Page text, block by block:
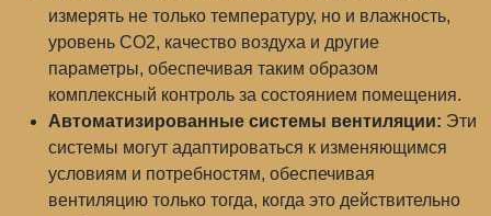
измерять не только температуру, но и влажность,
уровень CO2, качество воздуха и другие
параметры, обеспечивая таким образом
комплексный контроль за состоянием помещения.
Автоматизированные системы вентиляции: Эти
системы могут адаптироваться к изменяющимся
условиям и потребностям, обеспечивая
вентиляцию только тогда, когда это действительно